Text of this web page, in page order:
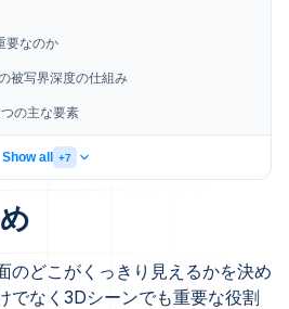
のどこがくっきり見えるかを決め
でなく3Dシーンでも重要な役割
要なのか
被写界深度の仕組み
の主な要素
Show all +7